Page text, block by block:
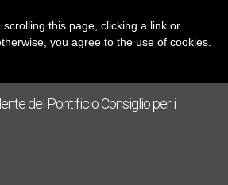
del Pontificio Consiglio per i
scrolling this page, clicking a link or
you agree to the use of cookies.